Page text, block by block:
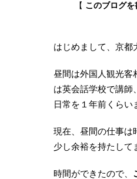
【 このブログを
はじめまして、京都
昼間は外国人観光客
は英会話学校で講師
日常を１年前くらい
現在、昼間の仕事は
少し余裕を持たして
時間ができたので、